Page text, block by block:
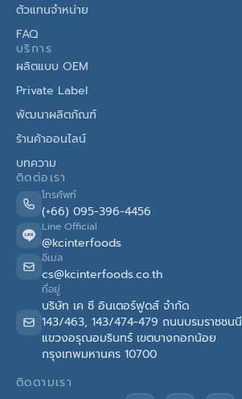
ตัวแทนจำหน่าย
FAQ
บริการ
ผลิตแบบ OEM
Private Label
พัฒนาผลิตภัณฑ์
ร้านค้าออนไลน์
บทความ
ติดต่อเรา
โทรศัพท์
(+66) 095-396-4456
Line Official
@kcinterfoods
อีเมล
cs@kcinterfoods.co.th
ที่อยู่
บริษัท เค ซี อินเตอร์ฟูดส์ จำกัด
143/463, 143/474-479 ถนนบรมราชชนนี
แขวงอรุณอมรินทร์ เขตบางกอกน้อย
กรุงเทพมหานคร 10700
ติดตามเรา